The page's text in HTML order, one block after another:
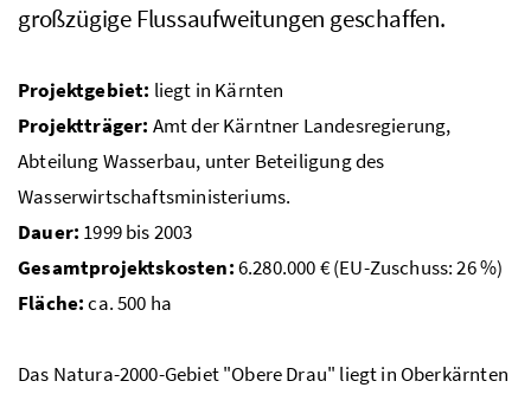
großzügige Flussaufweitungen geschaffen.
Projektgebiet: liegt in Kärnten
Projektträger: Amt der Kärntner Landesregierung,
Abteilung Wasserbau, unter Beteiligung des
Wasserwirtschaftsministeriums.
Dauer: 1999 bis 2003
Gesamtprojektskosten:6.280.000€(EU-Zuschuss: 26%)
Fläche: ca.500 ha
Das Natura-2000-Gebiet "Obere Drau" liegt in Oberkärnten